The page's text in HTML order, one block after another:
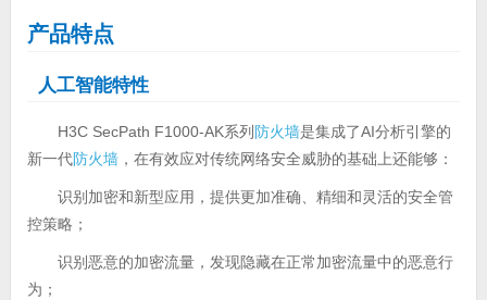
产品特点
人工智能特性
H3C SecPath F1000-AK系列 防火墙是集成了AI分析引擎的
新一代防火墙，在有效应对传统网络安全威胁的基础上还能够：
识别加密和新型应用，提供更加准确、精细和灵活的安全管
控策略；
识别恶意的加密流量，发现隐藏在正常加密流量中的恶意行
为；